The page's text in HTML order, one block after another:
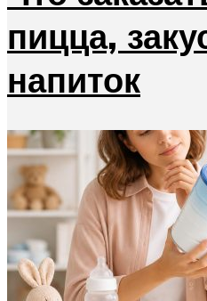
пицца,
напиток